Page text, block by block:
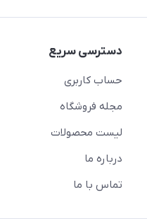
دسترسی سریع
حساب کاربری
مجله فروشگاه
لیست محصولات
درباره ما
تماس با ما